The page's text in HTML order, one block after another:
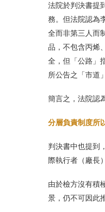
法院於判決書提
務。但法院認為
全而非第三人而
品，不包含丙烯
全，但「公路」
所公告之「市道
簡言之，法院認
分層負責制度所
判決書中也提到
際執行者（廠長
由於檢方沒有積
景，仍不可因此